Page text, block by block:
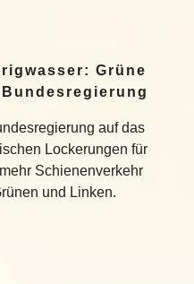
Grüne
auf das
Lockerungen für
Schienenverkehr
und Linken.